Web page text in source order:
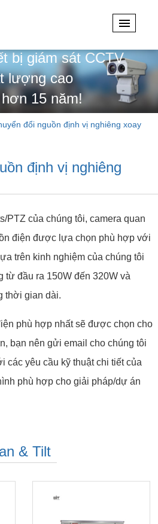
kế, kỹ thuật & sản
bị giám sát CCTV
lượng cao
15 năm!
đổi nguồn định vị nghiêng xoay
định vị nghiêng
PTZ của chúng tôi, camera quan
điện được lựa chọn phù hợp với
trên kinh nghiệm của chúng tôi
từ đầu ra 150W đến 320W và
thời gian dài.
phù hợp nhất sẽ được chọn cho
bạn nên gửi email cho chúng tôi
các yêu cầu kỹ thuật chi tiết của
phù hợp cho giải pháp/dự án
& Tilt